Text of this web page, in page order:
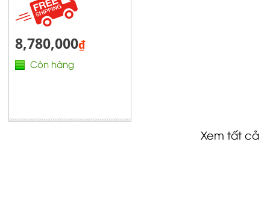
8,780,000
Còn hàng